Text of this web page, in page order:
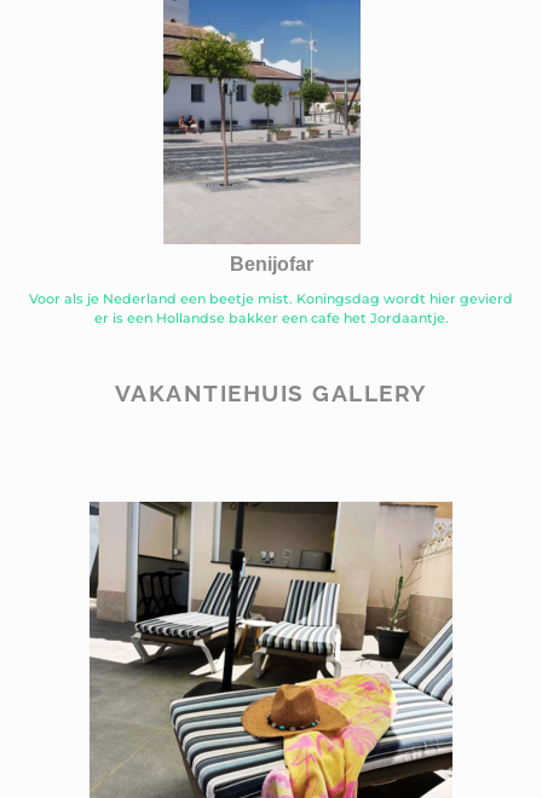
Benijofar
Voor als je Nederland een beetje mist. Koningsdag wordt hier gevierd
er is een Hollandse bakker een cafe het Jordaantje.
VAKANTIEHUIS GALLERY